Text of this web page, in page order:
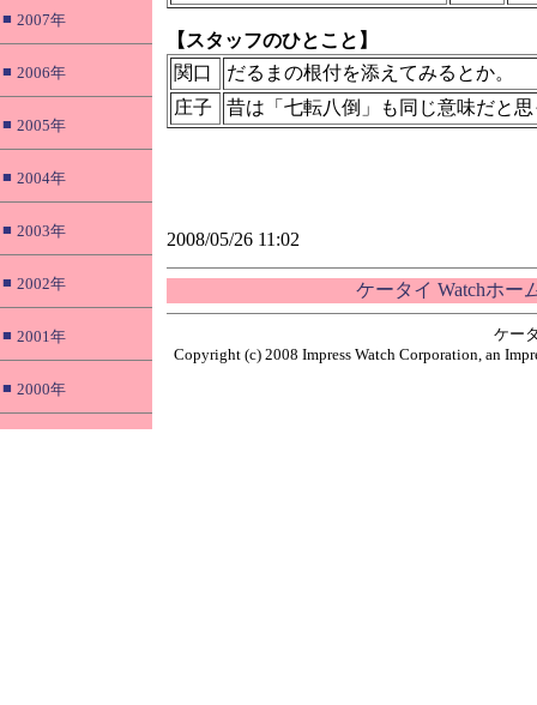
■ 2007年
■ 2006年
■ 2005年
■ 2004年
■ 2003年
■ 2002年
■ 2001年
■ 2000年
【スタッフのひとこと】
関口
だるまの根付を添えてみるとか。
庄子
昔は「七転八倒」も同じ意味だと
2008/05/26 11:02
ケータイ Watchホー
ケー
Copyright (c) 2008 Impress Watch Corporation, an